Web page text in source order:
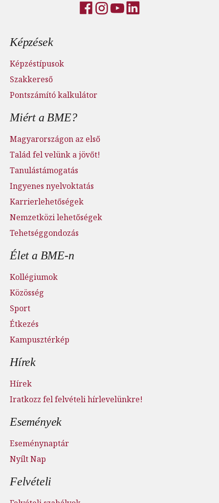
Lábléc menü
Képzések
Képzéstípusok
Szakkereső
Pontszámító kalkulátor
Miért a BME?
Magyarországon az első
Talád fel velünk a jövőt!
Tanulástámogatás
Ingyenes nyelvoktatás
Karrierlehetőségek
Nemzetközi lehetőségek
Tehetséggondozás
Élet a BME-n
Kollégiumok
Közösség
Sport
Étkezés
Kampusztérkép
Hírek
Hírek
Iratkozz fel felvételi hírlevelünkre!
Események
Eseménynaptár
Nyílt Nap
Felvételi